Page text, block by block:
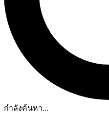
กำลังค้นหา...